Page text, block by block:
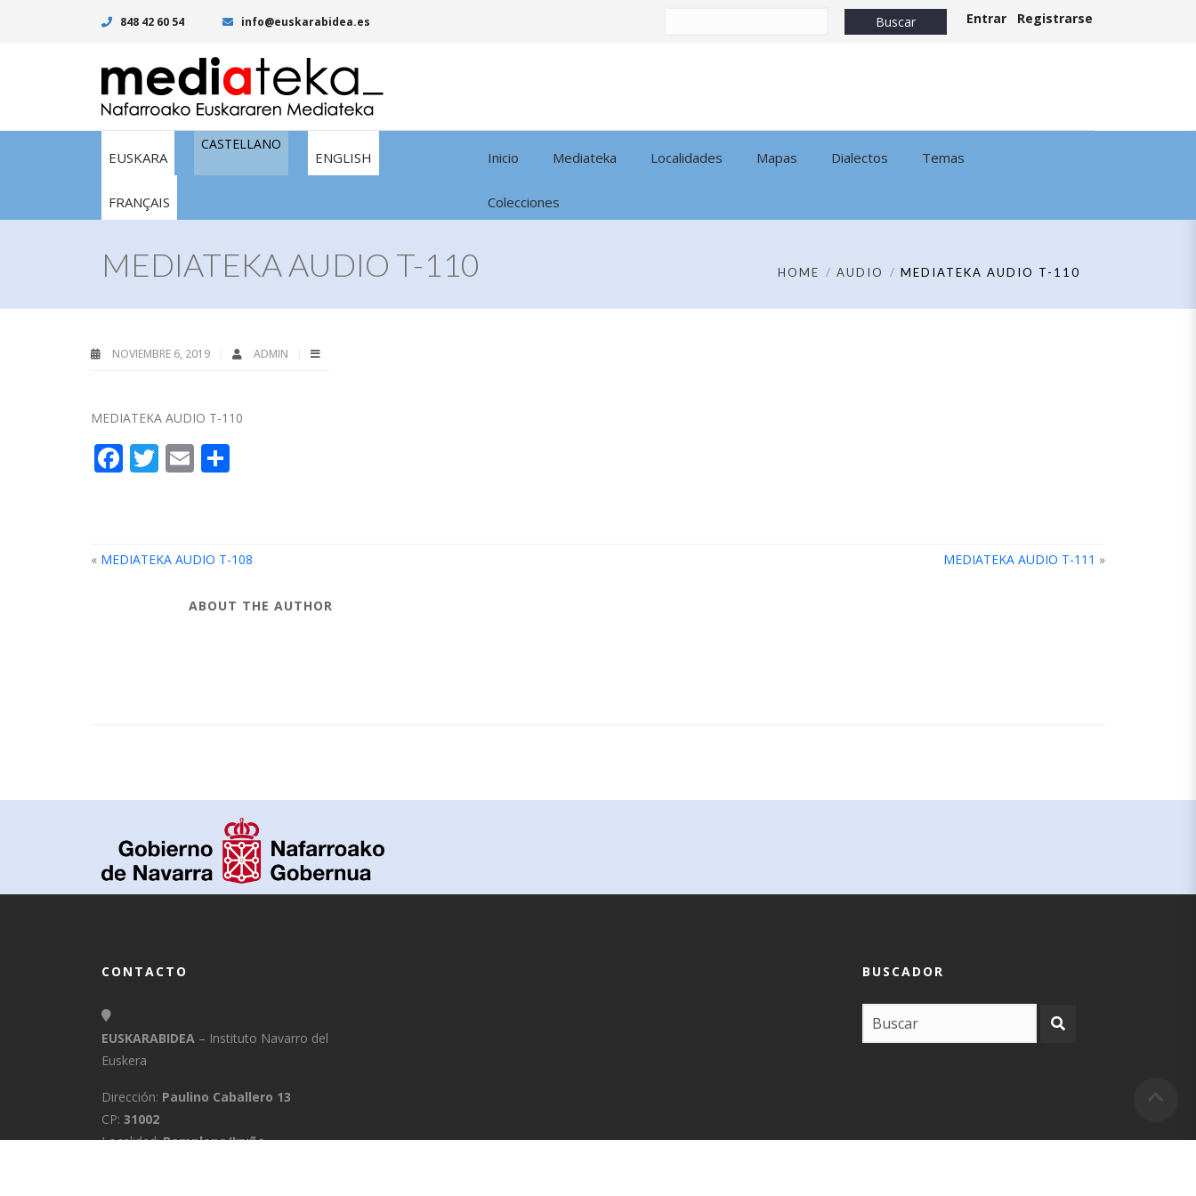
848 42 60 54 info@euskarabidea.es Entrar Registrarse
EUSKARA
CASTELLANO
ENGLISH
FRANÇAIS
Inicio Mediateka Localidades Mapas Dialectos Temas
Colecciones
MEDIATEKA AUDIO T-110 HOME AUDIO MEDIATEKA AUDIO T-110
NOVIEMBRE 6, 2019 ADMIN
MEDIATEKA AUDIO T-110
Facebook
Twitter
Email
« MEDIATEKA AUDIO T-108 MEDIATEKA AUDIO T-111 »
ABOUT THE AUTHOR
CONTACTO
EUSKARABIDEA – Instituto Navarro del
Euskera
Dirección: Paulino Caballero 13
CP: 31002
Localidad:Pamplona/Iruña
BUSCADOR